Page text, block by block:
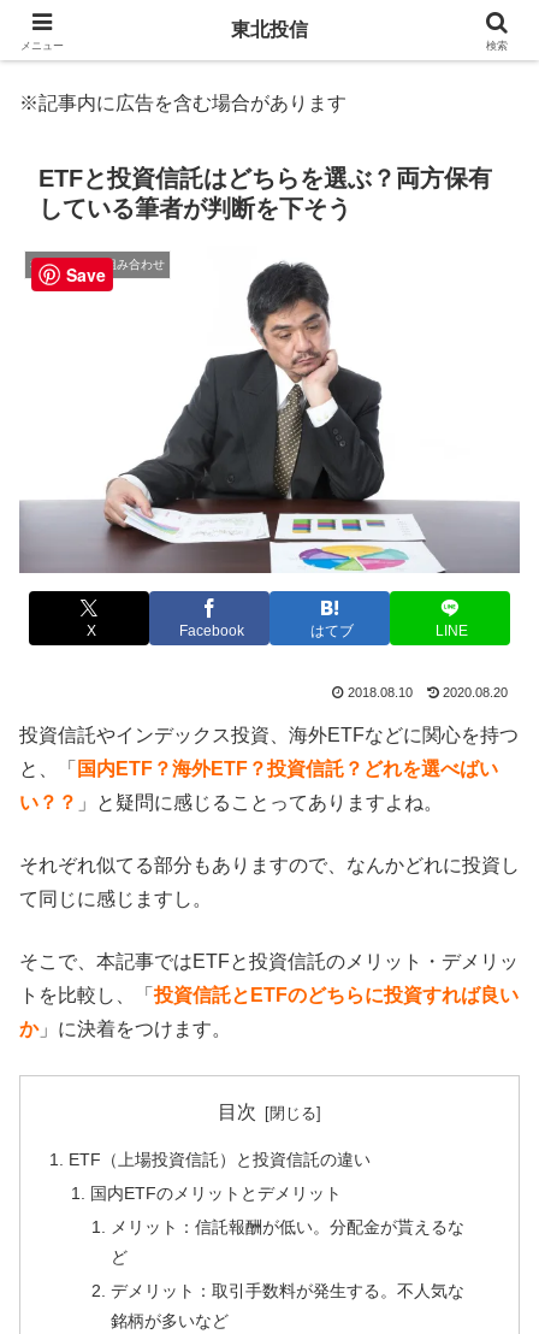
※記事内に広告を含む場合があります
ETFと投資信託はどちらを選ぶ？両方保有
している筆者が判断を下そう
3. 商品選択と組み合わせ
X Facebook はてブ LINE
2018.08.10 2020.08.20
投資信託やインデックス投資、海外ETFなどに関心を持つ
と、「 国内ETF？海外ETF？投資信託？どれを選べばい
い？？ 」と疑問に感じることってありますよね。
それぞれ似てる部分もありますので、なんかどれに投資し
て同じに感じますし。
そこで、本記事ではETFと投資信託のメリット・デメリッ
トを比較し、「投資信託とETFのどちらに投資すれば良い
か」に決着をつけます。
目次
ETF（上場投資信託）と投資信託の違い
国内ETFのメリットとデメリット
メリット：信託報酬が低い。分配金が貰えるな
ど
デメリット：取引手数料が発生する。不人気な
銘柄が多いなど
メニュー
東北投信
検索
Save